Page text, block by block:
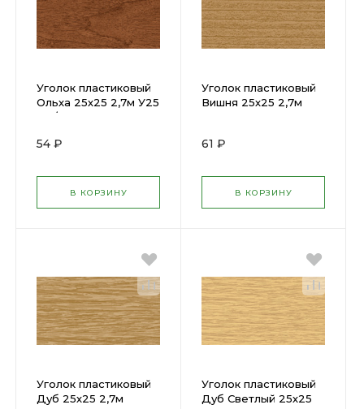
Уголок пластиковый
Ольха 25х25 2,7м У25
341/ОЛХ
54 ₽
В КОРЗИНУ
Уголок пластиковый
Вишня 25х25 2,7м
61 ₽
В КОРЗИНУ
Уголок пластиковый
Дуб 25х25 2,7м
Уголок пластиковый
Дуб Светлый 25х25